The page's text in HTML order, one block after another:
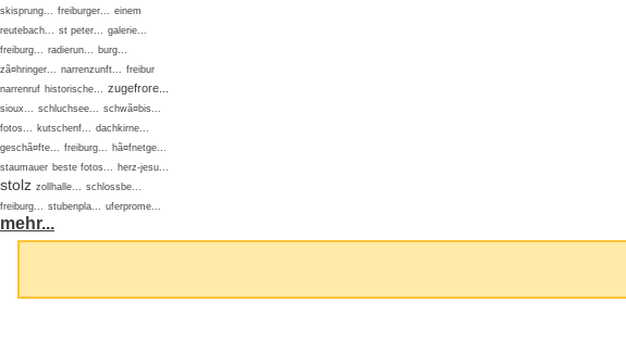
skisprung... freiburger... einem
reutebach... st peter... galerie...
freiburg... radierun... burg...
zã¤hringer... narrenzunft... freibur
narrenruf historische... zugefrore...
sioux... schluchsee... schwã¤bis...
fotos... kutschenf... dachkirne...
geschã¤fte... freiburg... hã¤fnetge...
staumauer beste fotos... herz-jesu...
stolz zollhalle... schlossbe...
freiburg... stubenpla... uferprome...
mehr...